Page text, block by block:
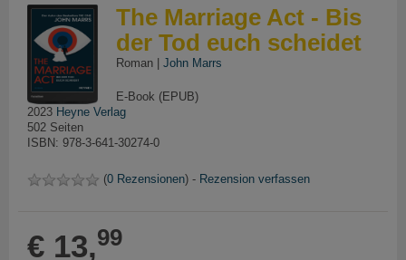
The Marriage Act - Bis
der Tod euch scheidet
Roman | John Marrs
E-Book (EPUB)
2023 Heyne Verlag
502 Seiten
ISBN: 978-3-641-30274-0
(0 Rezensionen) - Rezension verfassen
€ 13,99